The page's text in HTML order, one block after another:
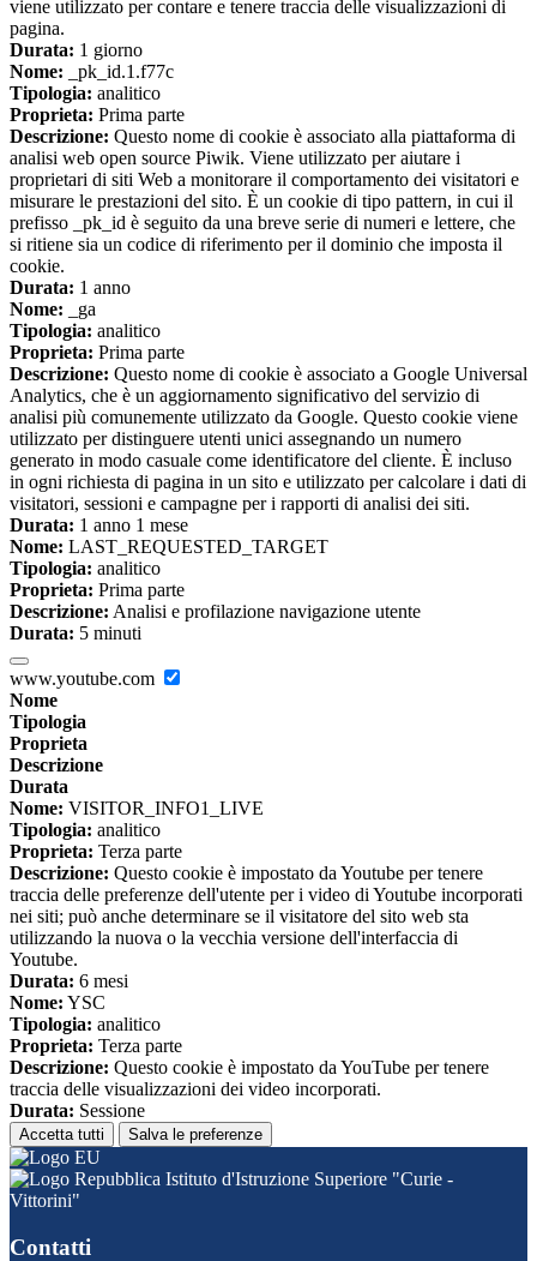
viene utilizzato per contare e tenere traccia delle visualizzazioni di
pagina.
Durata: 1 giorno
Nome: _pk_id.1.f77c
Tipologia: analitico
Proprieta: Prima parte
Descrizione: Questo nome di cookie è associato alla piattaforma di
analisi web open source Piwik. Viene utilizzato per aiutare i
proprietari di siti Web a monitorare il comportamento dei visitatori e
misurare le prestazioni del sito. È un cookie di tipo pattern, in cui il
prefisso _pk_id è seguito da una breve serie di numeri e lettere, che
si ritiene sia un codice di riferimento per il dominio che imposta il
cookie.
Durata: 1 anno
Nome: _ga
Tipologia: analitico
Proprieta: Prima parte
Descrizione: Questo nome di cookie è associato a Google Universal
Analytics, che è un aggiornamento significativo del servizio di
analisi più comunemente utilizzato da Google. Questo cookie viene
utilizzato per distinguere utenti unici assegnando un numero
generato in modo casuale come identificatore del cliente. È incluso
in ogni richiesta di pagina in un sito e utilizzato per calcolare i dati di
visitatori, sessioni e campagne per i rapporti di analisi dei siti.
Durata: 1 anno 1 mese
Nome: LAST_REQUESTED_TARGET
Tipologia: analitico
Proprieta: Prima parte
Descrizione: Analisi e profilazione navigazione utente
Durata: 5 minuti
www.youtube.com
Nome
Tipologia
Proprieta
Descrizione
Durata
Nome: VISITOR_INFO1_LIVE
Tipologia: analitico
Proprieta: Terza parte
Descrizione: Questo cookie è impostato da Youtube per tenere
traccia delle preferenze dell'utente per i video di Youtube incorporati
nei siti; può anche determinare se il visitatore del sito web sta
utilizzando la nuova o la vecchia versione dell'interfaccia di
Youtube.
Durata: 6 mesi
Nome: YSC
Tipologia: analitico
Proprieta: Terza parte
Descrizione: Questo cookie è impostato da YouTube per tenere
traccia delle visualizzazioni dei video incorporati.
Durata: Sessione
Accetta tutti Salva le preferenze
Istituto d'Istruzione Superiore "Curie -
Vittorini"
Contatti